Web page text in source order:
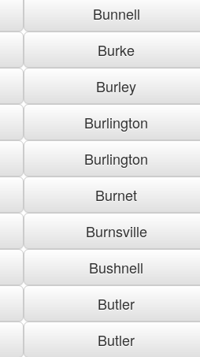
Bunnell
Burke
Burley
Burlington
Burlington
Burnet
Burnsville
Bushnell
Butler
Butler